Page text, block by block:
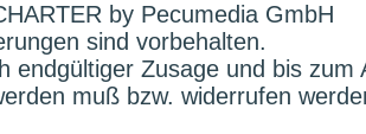
by Pecumedia GmbH
sind vorbehalten.
endgültiger Zusage und bis
muß bzw. widerrufen